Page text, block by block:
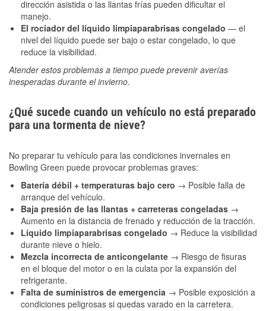
dirección asistida o las llantas frías pueden dificultar el
manejo.
El rociador del líquido limpiaparabrisas congelado — el
nivel del líquido puede ser bajo o estar congelado, lo que
reduce la visibilidad.
Atender estos problemas a tiempo puede prevenir averías
inesperadas durante el invierno.
¿Qué sucede cuando un vehículo no está preparado
para una tormenta de nieve?
No preparar tu vehículo para las condiciones invernales en
Bowling Green puede provocar problemas graves:
Batería débil + temperaturas bajo cero → Posible falla de
arranque del vehículo.
Baja presión de las llantas + carreteras congeladas →
Aumento en la distancia de frenado y reducción de la tracción.
Líquido limpiaparabrisas congelado → Reduce la visibilidad
durante nieve o hielo.
Mezcla incorrecta de anticongelante → Riesgo de fisuras
en el bloque del motor o en la culata por la expansión del
refrigerante.
Falta de suministros de emergencia → Posible exposición a
condiciones peligrosas si quedas varado en la carretera.